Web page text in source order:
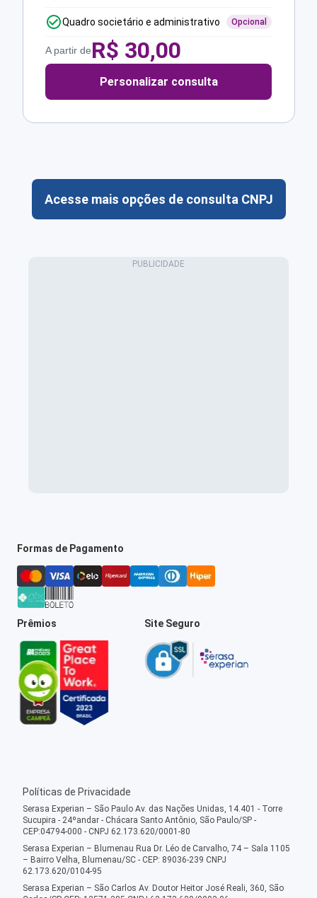
Quadro societário e administrativo Opcional
A partir deR$ 30,00
Personalizar consulta
Acesse mais opções de consulta CNPJ
Formas de Pagamento
Prêmios Site Seguro
Políticas de Privacidade
Serasa Experian – São Paulo Av. das Nações Unidas, 14.401 - Torre
Sucupira - 24ºandar - Chácara Santo Antônio, São Paulo/SP -
CEP:04794-000 - CNPJ 62.173.620/0001-80
Serasa Experian – Blumenau Rua Dr. Léo de Carvalho, 74 – Sala 1105
– Bairro Velha, Blumenau/SC - CEP: 89036-239 CNPJ
62.173.620/0104-95
Serasa Experian – São Carlos Av. Doutor Heitor José Reali, 360, São